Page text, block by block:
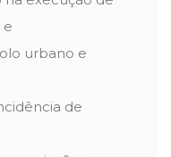
e
urbano e
de